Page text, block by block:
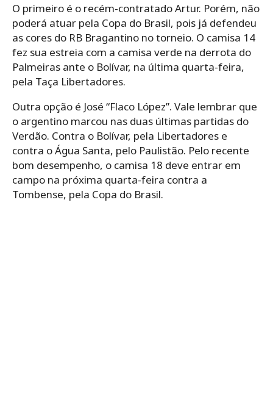
O primeiro é o recém-contratado Artur. Porém, não
poderá atuar pela Copa do Brasil, pois já defendeu
as cores do RB Bragantino no torneio. O camisa 14
fez sua estreia com a camisa verde na derrota do
Palmeiras ante o Bolívar, na última quarta-feira,
pela Taça Libertadores.
Outra opção é José “Flaco López”. Vale lembrar que
o argentino marcou nas duas últimas partidas do
Verdão. Contra o Bolívar, pela Libertadores e
contra o Água Santa, pelo Paulistão. Pelo recente
bom desempenho, o camisa 18 deve entrar em
campo na próxima quarta-feira contra a
Tombense, pela Copa do Brasil.